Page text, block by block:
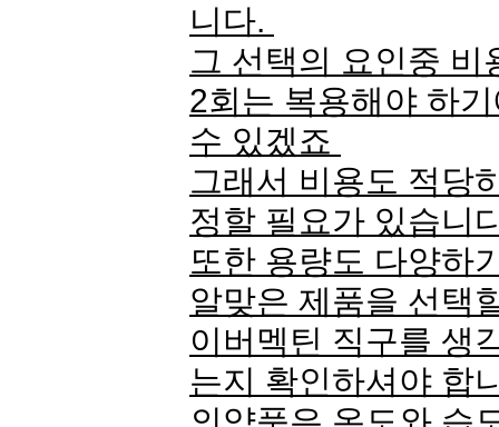
니다.
그 선택의 요인중
2회는 복용해야 하
수 있겠죠
그래서 비용도 적당
정할 필요가 있습니
또한 용량도 다양하
알맞은 제품을 선택
이버멕틴 직구를 생
는지 확인하셔야 합